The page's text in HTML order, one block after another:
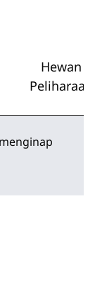
Hewan
Peliharaan